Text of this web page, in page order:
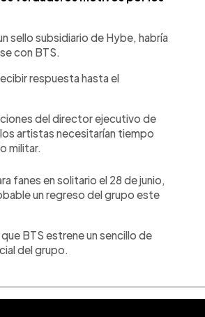
sello subsidiario de Hybe, habría
con BTS.
respuesta hasta el
del director ejecutivo de
artistas necesitarían tiempo
militar.
fanes en solitario el 28 de junio,
un regreso del grupo este
BTS estrene un sencillo de
del grupo.